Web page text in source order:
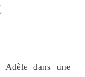
Adèle dans une